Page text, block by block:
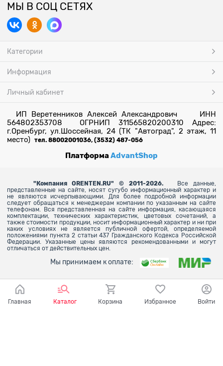
МЫ В СОЦ СЕТЯХ
Категории
Информация
Личный кабинет
ИП Веретенников Алексей Александрович ИНН
564802353708 ОГРНИП 311565820200310 Адрес:
г.Оренбург, ул.Шоссейная, 24 (ТК "Автоград", 2 этаж, 11
место) тел. 88002001036, (3532) 487-056
ПлатформаAdvantShop
" Компания ORENTEN.RU" © 2011-2026.
Все данные,
представленные на сайте, носят сугубо информационный характер и
не являются исчерпывающими. Для более подробной информации
следует обращаться к менеджерам компании по указанным на сайте
телефонам. Вся представленная на сайте информация, касающаяся
комплектации, технических характеристик, цветовых сочетаний, а
также стоимости продукции, носит информационный характер и ни при
каких условиях не является публичной офертой, определяемой
положениями пункта 2 статьи 437 Гражданского Кодекса Российской
Федерации. Указанные цены являются рекомендованными и могут
отличаться от действительных цен.
Мы принимаем к оплате:
Главная Каталог Корзина Избранное Войти